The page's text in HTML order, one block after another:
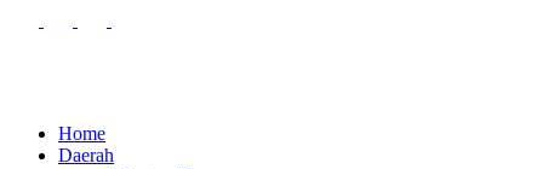
Home
Daerah